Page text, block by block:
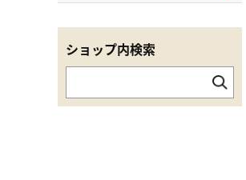
ショップ内検索